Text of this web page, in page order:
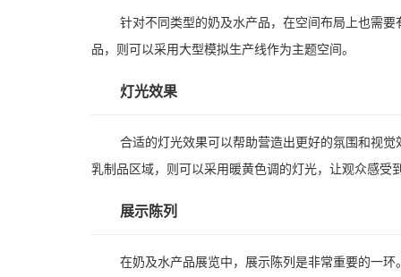
针对不同类型的奶及水产品，在空间布局上也需
品，则可以采用大型模拟生产线作为主题空间。
灯光效果
合适的灯光效果可以帮助营造出更好的氛围和视
乳制品区域，则可以采用暖黄色调的灯光，让观众感受
展示陈列
在奶及水产品展览中，展示陈列是非常重要的一